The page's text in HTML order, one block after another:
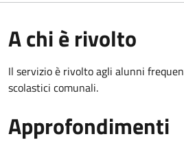
A chi è rivolto
Il servizio è rivolto agli alunni
scolastici comunali.
Approfondimenti